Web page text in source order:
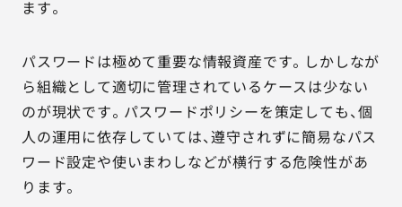
ます。
パスワードは極めて重要な情報資産です。しかしなが
ら組織として適切に管理されているケースは少ない
のが現状です。パスワードポリシーを策定しても、個
人の運用に依存していては、遵守されずに簡易なパス
ワード設定や使いまわしなどが横行する危険性があ
ります。